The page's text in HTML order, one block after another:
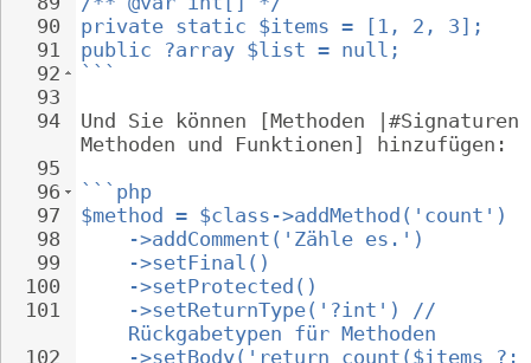
90
91
92
93
94
95
96
97
98
99
100
101
102
private static $items = [1, 2, 3];
public ?array $list = null;
```
Und Sie können [Methoden
Methoden und Funktionen] hinzufügen:
```php
$method = $class->addMethod('count')
->addComment('Zähle es.')
->setFinal()
->setProtected()
->setReturnType('?int') //
Rückgabetypen für Methoden
->setBody('return count($items ?: